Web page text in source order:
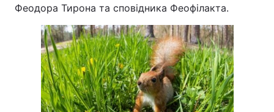
Феодора Тирона та сповідника Феофілакта.